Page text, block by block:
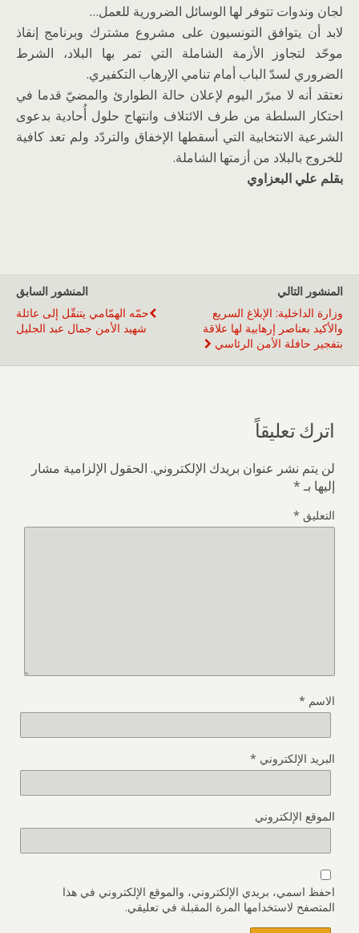
لجان وندوات تتوفر لها الوسائل الضرورية للعمل…
لابد أن يتوافق التونسيون على مشروع مشترك وبرنامج إنقاذ
موحّد لتجاوز الأزمة الشاملة التي تمر بها البلاد، الشرط
الضروري لسدّ الباب أمام تنامي الإرهاب التكفيري.
نعتقد أنه لا مبرّر اليوم لإعلان حالة الطوارئ والمضيّ قدما في
احتكار السلطة من طرف الائتلاف وانتهاج حلول أُحادية بدعوى
الشرعية الانتخابية التي أسقطها الإخفاق والتردّد ولم تعد كافية
للخروج بالبلاد من أزمتها الشاملة.
بقلم علي البعزاوي
المنشور السابق
حمّه الهمّامي يتنقّل إلى عائلة
شهيد الأمن جمال عبد الجليل
المنشور التالي
وزارة الداخلية: الإبلاغ السريع
والأكيد بعناصر إرهابية لها علاقة
بتفجير حافلة الأمن الرئاسي
اترك تعليقاً
لن يتم نشر عنوان بريدك الإلكتروني. الحقول الإلزامية مشار
إليها بـ*
التعليق *
الاسم *
البريد الإلكتروني *
الموقع الإلكتروني
احفظ اسمي، بريدي الإلكتروني، والموقع الإلكتروني في هذا
المتصفح لاستخدامها المرة المقبلة في تعليقي.